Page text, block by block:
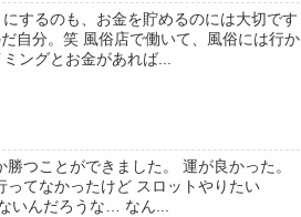
するのも、お金を貯めるのには大切です
自分。笑 風俗店で働いて、風俗には行か
ングとお金があれば...
つことができました。 運が良かった。
てなかったけど スロットやりたい
いんだろうな… なん...